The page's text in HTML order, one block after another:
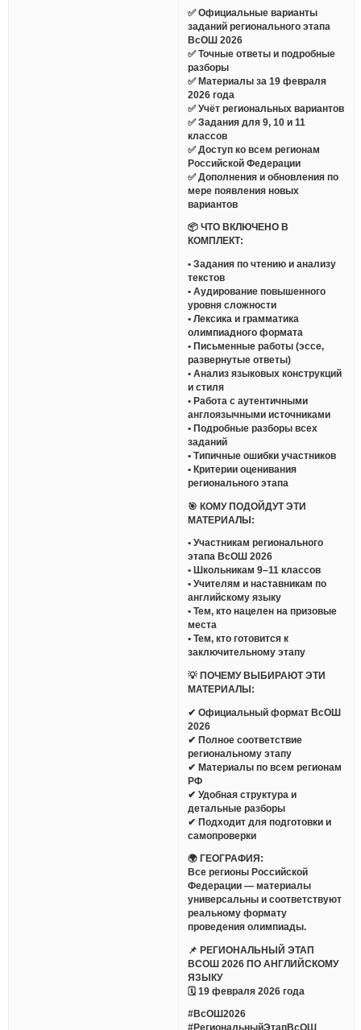
✅ Официальные варианты
заданий регионального этапа
ВсОШ 2026
✅ Точные ответы и подробные
разборы
✅ Материалы за 19 февраля
2026 года
✅ Учёт региональных вариантов
✅ Задания для 9, 10 и 11
классов
✅ Доступ ко всем регионам
Российской Федерации
✅ Дополнения и обновления по
мере появления новых
вариантов
📦 ЧТО ВКЛЮЧЕНО В
КОМПЛЕКТ:
• Задания по чтению и анализу
текстов
• Аудирование повышенного
уровня сложности
• Лексика и грамматика
олимпиадного формата
• Письменные работы (эссе,
развернутые ответы)
• Анализ языковых конструкций
и стиля
• Работа с аутентичными
англоязычными источниками
• Подробные разборы всех
заданий
• Типичные ошибки участников
• Критерии оценивания
регионального этапа
🎯 КОМУ ПОДОЙДУТ ЭТИ
МАТЕРИАЛЫ:
• Участникам регионального
этапа ВсОШ 2026
• Школьникам 9–11 классов
• Учителям и наставникам по
английскому языку
• Тем, кто нацелен на призовые
места
• Тем, кто готовится к
заключительному этапу
💡 ПОЧЕМУ ВЫБИРАЮТ ЭТИ
МАТЕРИАЛЫ:
✔ Официальный формат ВсОШ
2026
✔ Полное соответствие
региональному этапу
✔ Материалы по всем регионам
РФ
✔ Удобная структура и
детальные разборы
✔ Подходит для подготовки и
самопроверки
🌍 ГЕОГРАФИЯ:
Все регионы Российской
Федерации — материалы
универсальны и соответствуют
реальному формату
проведения олимпиады.
📌 РЕГИОНАЛЬНЫЙ ЭТАП
ВСОШ 2026 ПО АНГЛИЙСКОМУ
ЯЗЫКУ
🗓 19 февраля 2026 года
#ВсОШ2026
#РегиональныйЭтапВсОШ